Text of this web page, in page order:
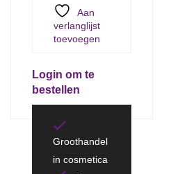
Aan
verlanglijst
toevoegen
Login om te
bestellen
Groothandel
in cosmetica